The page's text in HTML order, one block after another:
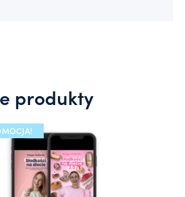
produkty